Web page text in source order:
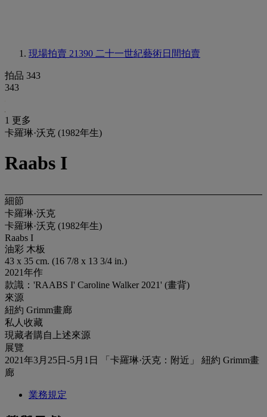
現場拍賣 21390 二十一世紀藝術日間拍賣
拍品 343
343
1 更多
卡羅琳·沃克 (1982年生)
Raabs I
細節
卡羅琳·沃克
卡羅琳·沃克 (1982年生)
Raabs I
油彩 木板
43 x 35 cm. (16 7/8 x 13 3/4 in.)
2021年作
款識：'RAABS I' Caroline Walker 2021' (畫背)
來源
紐約 Grimm畫廊
私人收藏
現藏者購自上述來源
展覽
2021年3月25日-5月1日 「卡羅琳·沃克：附近」 紐約 Grimm畫
廊
業務規定